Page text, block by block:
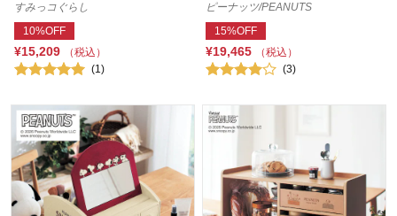
すみっコぐらし
10%OFF
¥15,209
（税込）
(1)
ピーナッツ/PEANUTS
15%OFF
¥19,465
（税込）
(3)